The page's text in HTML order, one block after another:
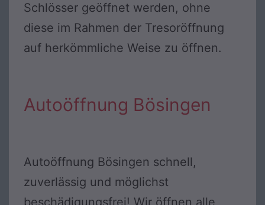
Schlösser geöffnet werden, ohne
diese im Rahmen der Tresoröffnung
auf herkömmliche Weise zu öffnen.
Autoöffnung Bösingen
Autoöffnung Bösingen schnell,
zuverlässig und möglichst
beschädigungsfrei! Wir öffnen alle